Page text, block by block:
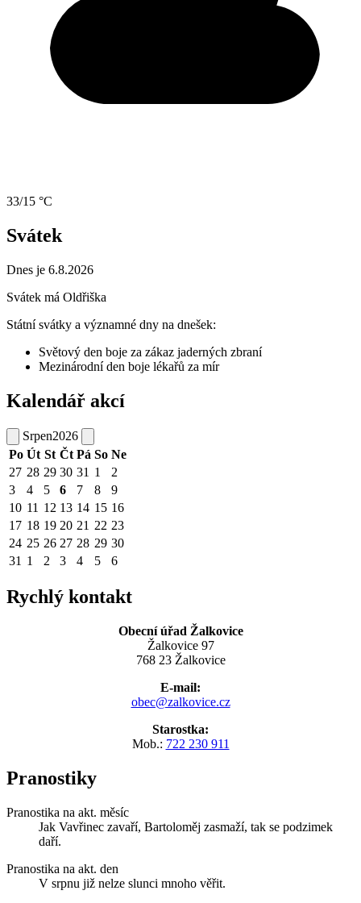
33/15 °C
Svátek
Dnes je 6.8.2026
Svátek má Oldřiška
Státní svátky a významné dny na dnešek:
Světový den boje za zákaz jaderných zbraní
Mezinárodní den boje lékařů za mír
Kalendář akcí
Srpen2026
Po Út St Čt Pá So Ne
27 28 29 30 31 1
2
3
4 5 6 7 8
9
10 11 12 13 14 15 16
17 18 19 20 21 22 23
24 25 26 27 28 29 30
31 1 2 3 4 5 6
Rychlý kontakt
Obecní úřad Žalkovice
Žalkovice 97
768 23 Žalkovice
E-mail:
obec@zalkovice.cz
Starostka:
Mob.: 722 230 911
Pranostiky
Pranostika na akt. měsíc
Jak Vavřinec zavaří, Bartoloměj zasmaží, tak se podzimek
daří.
Pranostika na akt. den
V srpnu již nelze slunci mnoho věřit.